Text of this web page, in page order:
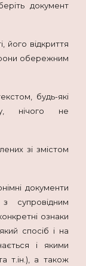
документ
відкриття
обережним
будь-які
нічого не
зі змістом
документи
супровідним
ознаки
спосіб і на
і якими
т.ін.), а також